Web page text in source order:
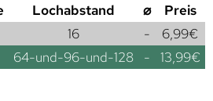
Lochabstand ⌀
Preis
16 - 6,99€
64-und-96-und-128 - 13,99€